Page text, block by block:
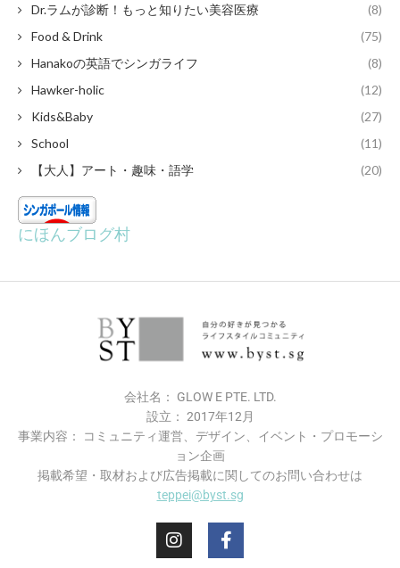
Dr.ラムが診断！もっと知りたい美容医療
(8)
Food & Drink
(75)
Hanakoの英語でシンガライフ
(8)
Hawker-holic
(12)
Kids&Baby
(27)
School
(11)
【大人】アート・趣味・語学
(20)
にほんブログ村
会社名： GLOW E PTE. LTD.
設立： 2017年12月
事業内容： コミュニティ運営、デザイン、イベント・プロモーシ
ョン企画
掲載希望・​取材および広告掲載に関してのお問い合わせは
teppei@byst.sg